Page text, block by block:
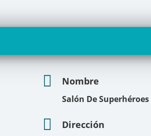
Nombre
Salón De Superhéroes
Dirección